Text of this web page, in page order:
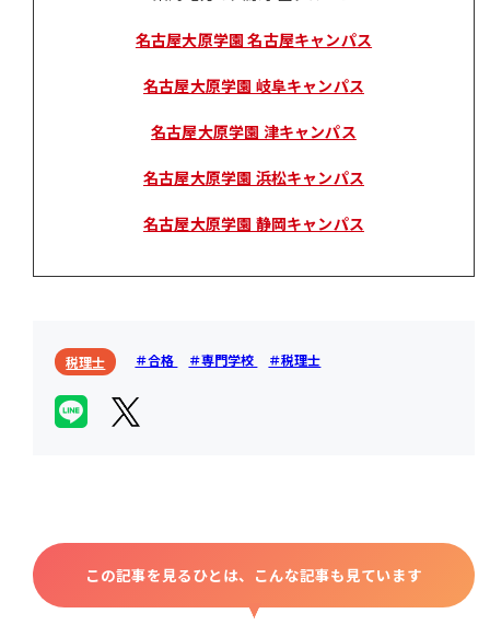
名古屋大原学園 名古屋キャンパス
名古屋大原学園 岐阜キャンパス
名古屋大原学園 津キャンパス
名古屋大原学園 浜松キャンパス
名古屋大原学園 静岡キャンパス
税理士 ＃合格 ＃専門学校 ＃税理士
この記事を見るひとは、こんな記事も見ています